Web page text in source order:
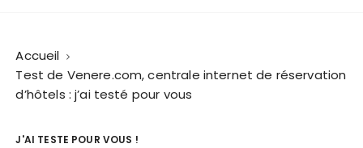
Accueil
Test de Venere.com, centrale internet de réservation
d’hôtels : j’ai testé pour vous
J'AI TESTE POUR VOUS !